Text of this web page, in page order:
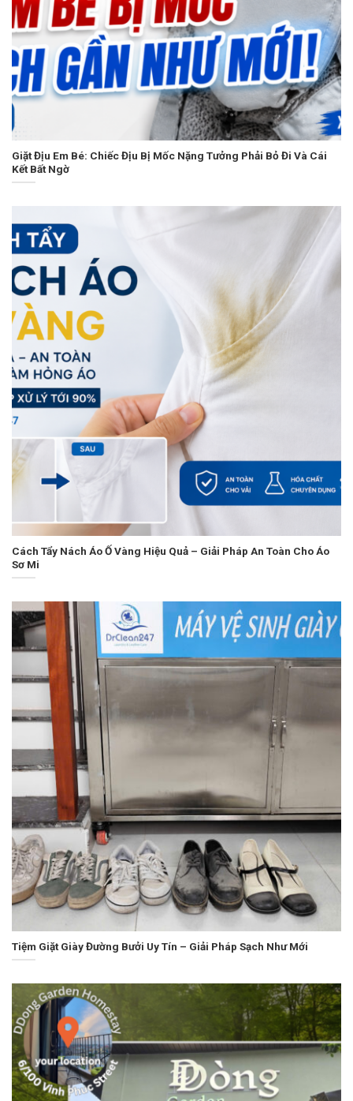
Giặt Địu Em Bé: Chiếc Địu Bị Mốc Nặng Tưởng Phải Bỏ Đi Và Cái
Kết Bất Ngờ
Cách Tẩy Nách Áo Ố Vàng Hiệu Quả – Giải Pháp An Toàn Cho Áo
Sơ Mi
Tiệm Giặt Giày Đường Bưởi Uy Tín – Giải Pháp Sạch Như Mới